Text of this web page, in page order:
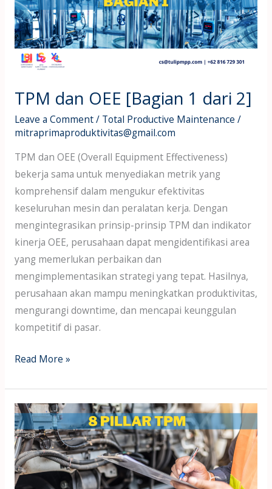
TPM dan OEE [Bagian 1 dari 2]
Leave a Comment/ Total Productive Maintenance /
mitraprimaproduktivitas@gmail.com
TPM dan OEE (Overall Equipment Effectiveness)
bekerja sama untuk menyediakan metrik yang
komprehensif dalam mengukur efektivitas
keseluruhan mesin dan peralatan kerja. Dengan
mengintegrasikan prinsip-prinsip TPM dan indikator
kinerja OEE, perusahaan dapat mengidentifikasi area
yang memerlukan perbaikan dan
mengimplementasikan strategi yang tepat. Hasilnya,
perusahaan akan mampu meningkatkan produktivitas,
mengurangi downtime, dan mencapai keunggulan
kompetitif di pasar.
[Bagian
1
dari
2]
Read More »
Delapan
Pilar
TPM
Kunci
Sukses